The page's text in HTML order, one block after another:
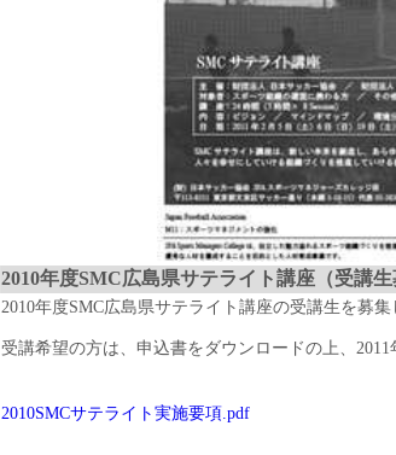
2010年度SMC広島県サテライト講座（受講生
2010年度SMC広島県サテライト講座の受講生を募集
受講希望の方は、申込書をダウンロードの上、
2010SMCサテライト実施要項.pdf